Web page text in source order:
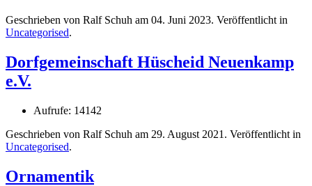
Geschrieben von Ralf Schuh am 04. Juni 2023. Veröffentlicht in
Uncategorised.
Dorfgemeinschaft Hüscheid Neuenkamp
e.V.
Aufrufe: 14142
Geschrieben von Ralf Schuh am 29. August 2021 . Veröffentlicht in
Uncategorised.
Ornamentik